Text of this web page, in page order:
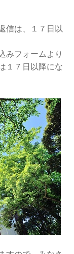
信は、１７日以
フォームより
１７日以降にな